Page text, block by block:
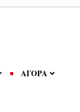
ΑΓΟΡΑ